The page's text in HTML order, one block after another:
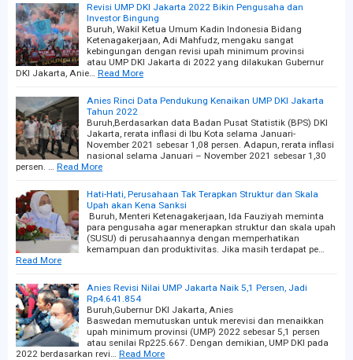
Revisi UMP DKI Jakarta 2022 Bikin Pengusaha dan
Investor Bingung
Buruh, Wakil Ketua Umum Kadin Indonesia Bidang
Ketenagakerjaan, Adi Mahfudz, mengaku sangat
kebingungan dengan revisi upah minimum provinsi
atau UMP DKI Jakarta di 2022 yang dilakukan Gubernur
DKI Jakarta, Anie… Read More
Anies Rinci Data Pendukung Kenaikan UMP DKI Jakarta
Tahun 2022
Buruh,Berdasarkan data Badan Pusat Statistik (BPS) DKI
Jakarta, rerata inflasi di Ibu Kota selama Januari-
November 2021 sebesar 1,08 persen. Adapun, rerata inflasi
nasional selama Januari – November 2021 sebesar 1,30
persen. … Read More
Hati-Hati, Perusahaan Tak Terapkan Struktur dan Skala
Upah akan Kena Sanksi
Buruh, Menteri Ketenagakerjaan, Ida Fauziyah meminta
para pengusaha agar menerapkan struktur dan skala upah
(SUSU) di perusahaannya dengan memperhatikan
kemampuan dan produktivitas. Jika masih terdapat pe…
Read More
Anies Revisi Nilai UMP Jakarta Naik 5,1 Persen, Jadi
Rp4.641.854
Buruh,Gubernur DKI Jakarta, Anies
Baswedan memutuskan untuk merevisi dan menaikkan
upah minimum provinsi (UMP) 2022 sebesar 5,1 persen
atau senilai Rp225.667. Dengan demikian, UMP DKI pada
2022 berdasarkan revi… Read More